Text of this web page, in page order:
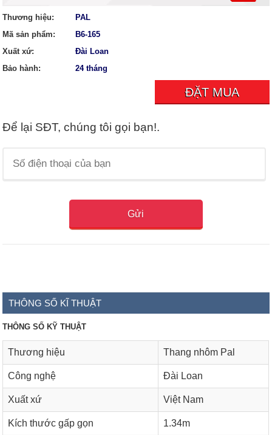
Thương hiệu:
PAL
Mã sản phẩm:
B6-165
Xuất xứ:
Đài Loan
Bảo hành:
24 tháng
ĐẶT MUA
Để lại SĐT, chúng tôi gọi bạn!.
THÔNG SỐ KĨ THUẬT
THÔNG SỐ KỸ THUẬT
Thương hiệu Thang nhôm Pal
Công nghệ Đài Loan
Xuất xứ Việt Nam
Kích thước gấp gọn 1.34m